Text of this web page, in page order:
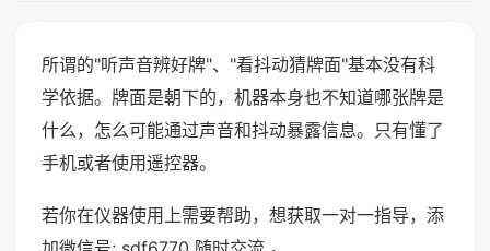
所谓的"听声音辨好牌"、"看抖动猜牌面"基本没有科
学依据。牌面是朝下的，机器本身也不知道哪张牌是
什么，怎么可能通过声音和抖动暴露信息。只有懂了
手机或者使用遥控器。
若你在仪器使用上需要帮助，想获取一对一指导，添